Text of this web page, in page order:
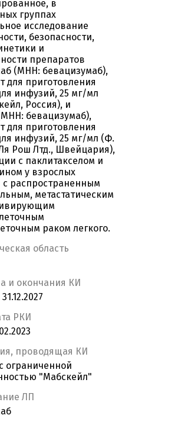
в
группах
исследование
безопасности,
и
препаратов
(МНН: бевацизумаб),
для приготовления
инфузий, 25 мг/мл
Россия), и
бевацизумаб),
для приготовления
инфузий, 25 мг/мл (Ф.
Рош Лтд., Швейцария),
с паклитакселом и
у взрослых
с распространенным
метастатическим
раком легкого.
область
и окончания КИ
РКИ
проводящая КИ
ограниченной
"Мабскейл"
ЛП